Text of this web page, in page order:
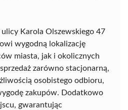
ulicy Karola Olszewskiego 47
wygodną lokalizację
miasta, jak i okolicznych
zarówno stacjonarną,
osobistego odbioru,
zakupów. Dodatkowo
gwarantując